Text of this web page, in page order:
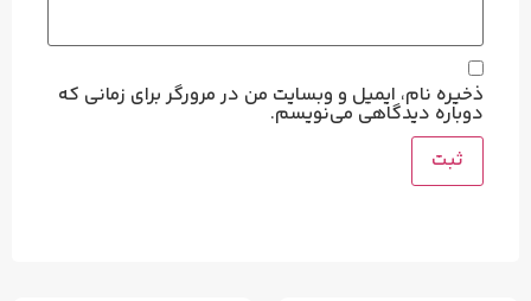
ذخیره نام، ایمیل و وبسایت من در مرورگر برای زمانی که
دوباره دیدگاهی می‌نویسم.